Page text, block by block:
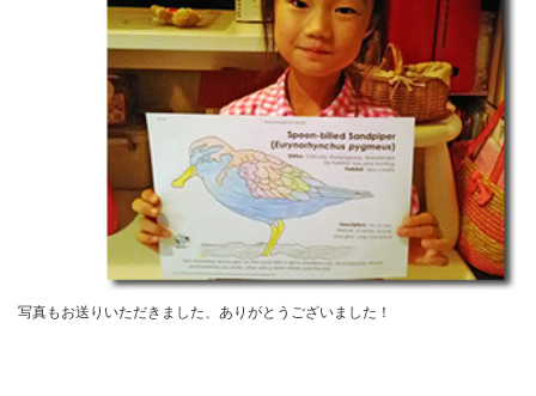
写真もお送りいただきました、ありがとうございました！